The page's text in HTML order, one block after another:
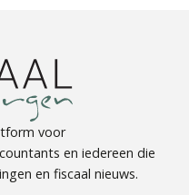
Witte
voor
en iedereen die
en fiscaal nieuws.